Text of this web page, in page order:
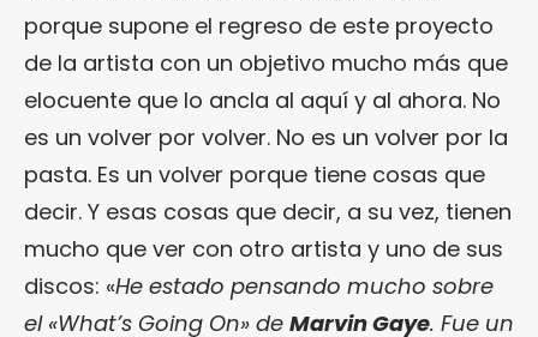
porque supone el regreso de este proyecto
de la artista con un objetivo mucho más que
elocuente que lo ancla al aquí y al ahora. No
es un volver por volver. No es un volver por la
pasta. Es un volver porque tiene cosas que
decir. Y esas cosas que decir, a su vez, tienen
mucho que ver con otro artista y uno de sus
discos: «He estado pensando mucho sobre
el «What’s Going On» de Marvin Gaye. Fue un